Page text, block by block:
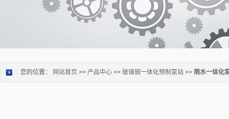
您的位置： 网站首页 >> 产品中心 >> 玻璃钢一体化预制泵站 >> 雨水一体化